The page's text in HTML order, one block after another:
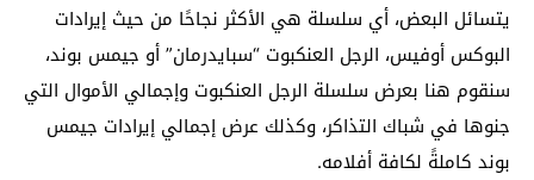
يتسائل البعض، أي سلسلة هي الأكثر نجاحًا من حيث إيرادات
البوكس أوفيس، الرجل العنكبوت “سبايدرمان” أو جيمس بوند،
سنقوم هنا بعرض سلسلة الرجل العنكبوت وإجمالي الأموال التي
جنوها في شباك التذاكر، وكذلك عرض إجمالي إيرادات جيمس
بوند كاملةً لكافة أفلامه.